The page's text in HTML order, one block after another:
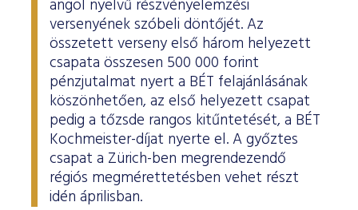
angol nyelvű részvényelemzési
versenyének szóbeli döntőjét. Az
összetett verseny első három helyezett
csapata összesen 500 000 forint
pénzjutalmat nyert a BÉT felajánlásának
köszönhetően, az első helyezett csapat
pedig a tőzsde rangos kitűntetését, a BÉT
Kochmeister-díjat nyerte el. A győztes
csapat a Zürich-ben megrendezendő
régiós megmérettetésben vehet részt
idén áprilisban.